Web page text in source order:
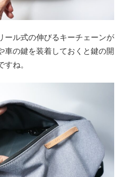
ール式の伸びるキーチェーンが
車の鍵を装着しておくと鍵の開
すね。